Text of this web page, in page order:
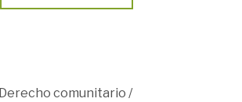
Derecho comunitario /